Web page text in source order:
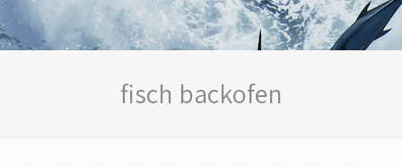
fisch backofen